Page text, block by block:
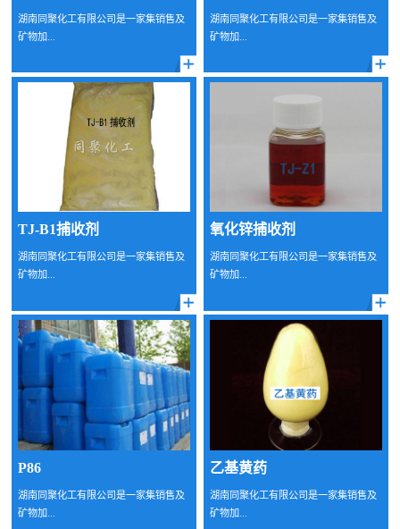
湖南同聚化工有限公司是一家集销售及
矿物加...
湖南同聚化工有限公司是一家集销售及
矿物加...
TJ-B1捕收剂
湖南同聚化工有限公司是一家集销售及
矿物加...
氧化锌捕收剂
湖南同聚化工有限公司是一家集销售及
矿物加...
P86
湖南同聚化工有限公司是一家集销售及
矿物加...
乙基黄药
湖南同聚化工有限公司是一家集销售及
矿物加...